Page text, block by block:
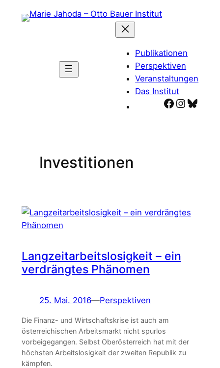
Inhalt
Publikationen
Perspektiven
Veranstaltungen
Das Institut
Facebook
Investitionen
Langzeitarbeitslosigkeit – ein
verdrängtes Phänomen
25. Mai. 2016—Perspektiven
Die Finanz- und Wirtschaftskrise ist auch am
österreichischen Arbeitsmarkt nicht spurlos
vorbeigegangen. Selbst Oberösterreich hat mit der
höchsten Arbeitslosigkeit der zweiten Republik zu
kämpfen.